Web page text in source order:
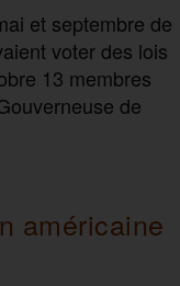
et septembre de
voter des lois
13 membres
de
américaine